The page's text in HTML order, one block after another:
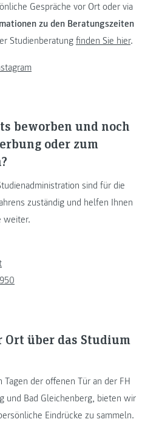
Gespräche vor Ort oder via
zu den Beratungszeiten
Studienberatung finden Sie hier.
beworben und noch
oder zum
sind für die
zuständig und helfen Ihnen
weiter.
Ort über das Studium
Tagen der offenen Tür an der FH
und Bad Gleichenberg, bieten wir
Eindrücke zu sammeln.